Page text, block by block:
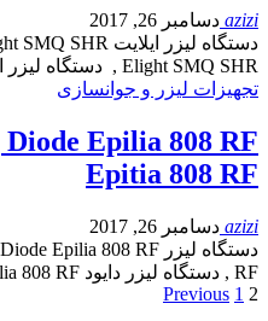
azizi دسامبر 26, 2017
Elight SMQ SHR , دستگاه لیزر ایلایت Elight SMQ SHR ,…
تجهیزات لیزر و جوانسازی
Epitia 808 RF
azizi دسامبر 26, 2017
RF , دستگاه لیزر دایود Epilia 808 RF , دستگاه لیزر…
Previous 1 2